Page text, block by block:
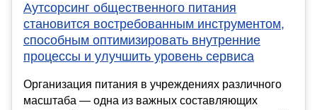
Аутсорсинг общественного питания
становится востребованным инструментом,
способным оптимизировать внутренние
процессы и улучшить уровень сервиса
Организация питания в учреждениях различного
масштаба — одна из важных составляющих